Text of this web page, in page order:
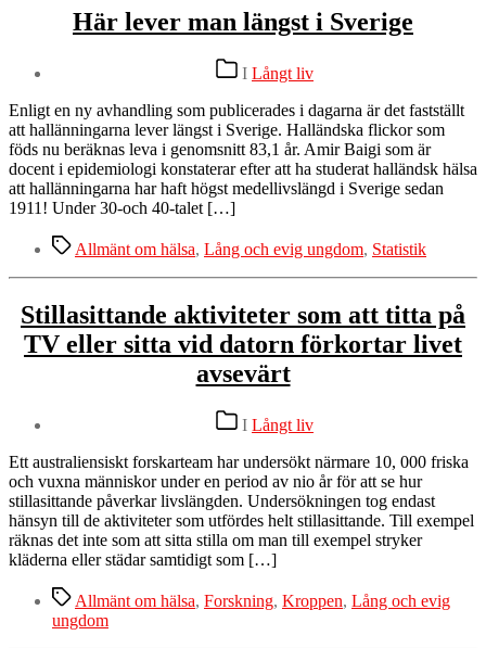
bromsar
på
väg
Här lever man längst i Sverige
Kategorier
I Långt liv
Enligt en ny avhandling som publicerades i dagarna är det fastställt
att hallänningarna lever längst i Sverige. Halländska flickor som
föds nu beräknas leva i genomsnitt 83,1 år. Amir Baigi som är
docent i epidemiologi konstaterar efter att ha studerat halländsk hälsa
att hallänningarna har haft högst medellivslängd i Sverige sedan
1911! Under 30-och 40-talet […]
Etiketter
Allmänt om hälsa, Lång och evig ungdom, Statistik
Stillasittande aktiviteter som att titta på
TV eller sitta vid datorn förkortar livet
avsevärt
Kategorier
I Långt liv
Ett australiensiskt forskarteam har undersökt närmare 10, 000 friska
och vuxna människor under en period av nio år för att se hur
stillasittande påverkar livslängden. Undersökningen tog endast
hänsyn till de aktiviteter som utfördes helt stillasittande. Till exempel
räknas det inte som att sitta stilla om man till exempel stryker
kläderna eller städar samtidigt som […]
Etiketter
Allmänt om hälsa, Forskning, Kroppen, Lång och evig
ungdom